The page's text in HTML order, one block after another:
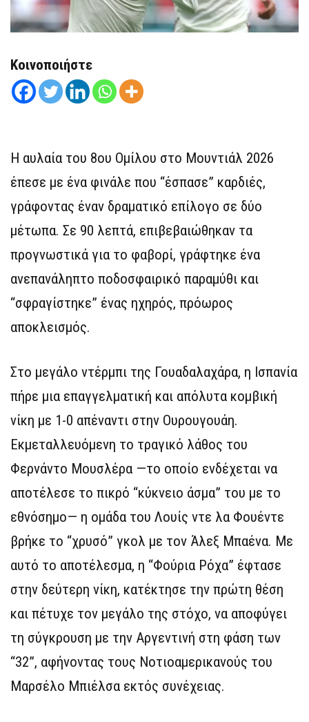
Κοινοποιήστε
Η αυλαία του 8ου Ομίλου στο Μουντιάλ 2026
έπεσε με ένα φινάλε που “έσπασε” καρδιές,
γράφοντας έναν δραματικό επίλογο σε δύο
μέτωπα. Σε 90 λεπτά, επιβεβαιώθηκαν τα
προγνωστικά για το φαβορί, γράφτηκε ένα
ανεπανάληπτο ποδοσφαιρικό παραμύθι και
“σφραγίστηκε” ένας ηχηρός, πρόωρος
αποκλεισμός.
Στο μεγάλο ντέρμπι της Γουαδαλαχάρα, η Ισπανία
πήρε μια επαγγελματική και απόλυτα κομβική
νίκη με 1-0 απέναντι στην Ουρουγουάη.
Εκμεταλλευόμενη το τραγικό λάθος του
Φερνάντο Μουσλέρα —το οποίο ενδέχεται να
αποτέλεσε το πικρό “κύκνειο άσμα” του με το
εθνόσημο— η ομάδα του Λουίς ντε λα Φουέντε
βρήκε το “χρυσό” γκολ με τον Άλεξ Μπαένα. Με
αυτό το αποτέλεσμα, η “Φούρια Ρόχα” έφτασε
στην δεύτερη νίκη, κατέκτησε την πρώτη θέση
και πέτυχε τον μεγάλο της στόχο, να αποφύγει
τη σύγκρουση με την Αργεντινή στη φάση των
“32”, αφήνοντας τους Νοτιοαμερικανούς του
Μαρσέλο Μπιέλσα εκτός συνέχειας.